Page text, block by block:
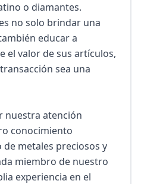
o diamantes.
no solo brindar una
educar a
el valor de sus artículos,
sea una
nuestra atención
conocimiento
metales preciosos y
miembro de nuestro
experiencia en el